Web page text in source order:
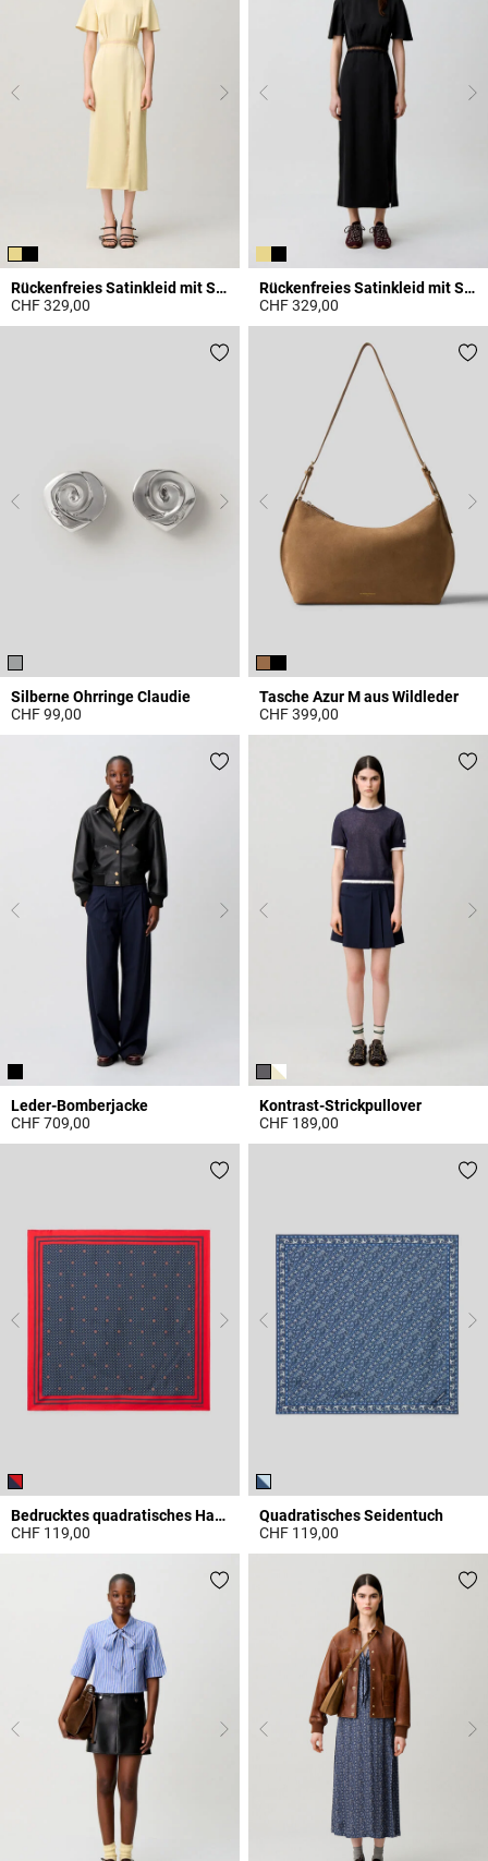
Rückenfreies Satinkleid mit Spitze
CHF 329,00
Rückenfreies Satinkleid mit Spitze
CHF 329,00
Silberne Ohrringe Claudie
CHF 99,00
Tasche Azur M aus Wildleder
CHF 399,00
Leder-Bomberjacke
CHF 709,00
5 out of 5 Customer Rating
Kontrast-Strickpullover
CHF 189,00
4.1 out of 5 Customer Rating
Bedrucktes quadratisches Halstuch
CHF 119,00
Quadratisches Seidentuch
CHF 119,00